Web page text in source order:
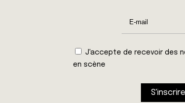
J'accepte de recevoir des
en scène